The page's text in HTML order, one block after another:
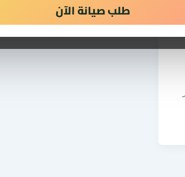
طلب صيانة الآن